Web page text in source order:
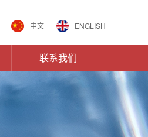
ENGLISH
中文
联系我们